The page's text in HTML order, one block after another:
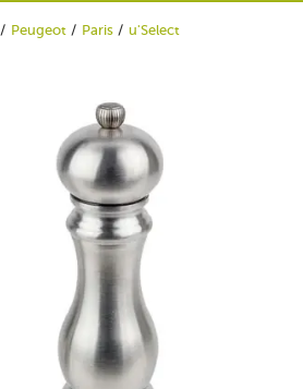
Peugeot Paris u'Select